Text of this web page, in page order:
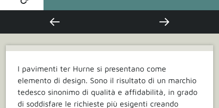
I pavimenti ter Hurne si presentano come
elemento di design. Sono il risultato di un marchio
tedesco sinonimo di qualità e affidabilità, in grado
di soddisfare le richieste più esigenti creando